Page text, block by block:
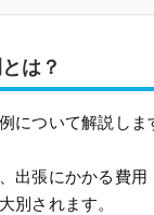
は？
について解説しま
出張にかかる費用
別されます。